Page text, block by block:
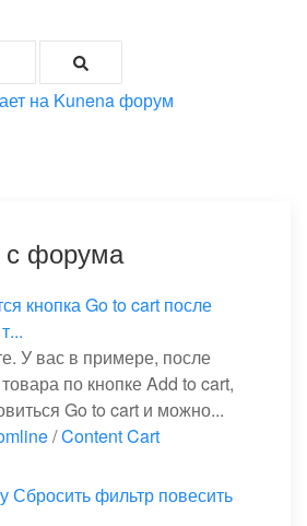
на Kunena форум
с форума
кнопка Go to cart после
У вас в примере, после
по кнопке Add to cart,
Go to cart и можно...
/Content Cart
Сбросить фильтр повесить